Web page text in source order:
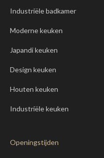
Industriële badkamer
Moderne keuken
Japandi keuken
Design keuken
Houten keuken
Industriële keuken
Openingstijden